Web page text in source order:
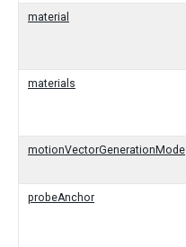
material
materials
motionVectorGenerationMode
probeAnchor